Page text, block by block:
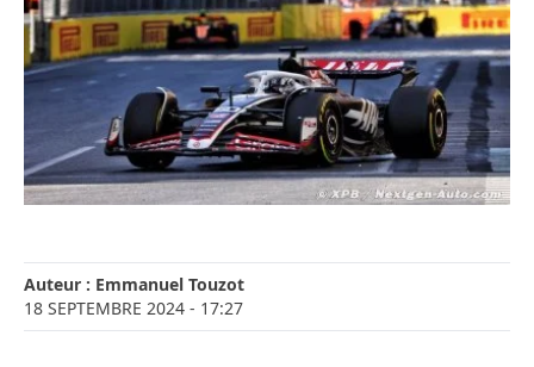
Auteur : Emmanuel Touzot
18 SEPTEMBRE 2024 - 17:27